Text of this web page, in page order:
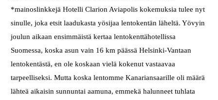
*mainoslinkkejä Hotelli Clarion Aviapolis kokemuksia tulee nyt
sinulle, joka etsit laadukasta yösijaa lentokentän läheltä. Yövyin
joulun aikaan ensimmäistä kertaa lentokenttähotellissa
Suomessa, koska asun vain 16 km päässä Helsinki-Vantaan
lentokentästä, en ole koskaan vielä kokenut vastaavaa
tarpeelliseksi. Mutta koska lentomme Kanariansaarille oli määrä
lähteä aikaisin sunnuntai aamuna, emmekä halunneet tuhlata